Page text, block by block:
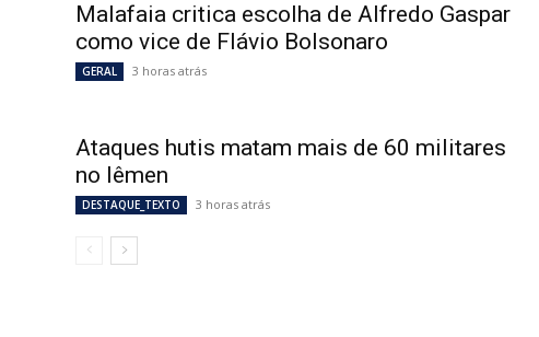
Malafaia critica escolha de Alfredo Gaspar
como vice de Flávio Bolsonaro
GERAL 3 horas atrás
Ataques hutis matam mais de 60 militares
no Iêmen
DESTAQUE_TEXTO 3 horas atrás